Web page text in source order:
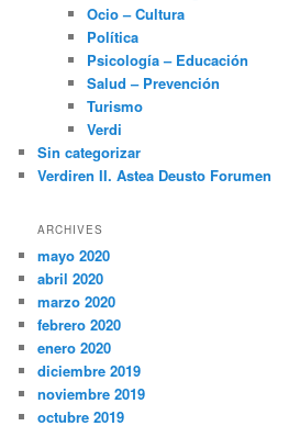
Ocio – Cultura
Política
Psicología – Educación
Salud – Prevención
Turismo
Verdi
Sin categorizar
Verdiren II. Astea Deusto Forumen
ARCHIVES
mayo 2020
abril 2020
marzo 2020
febrero 2020
enero 2020
diciembre 2019
noviembre 2019
octubre 2019